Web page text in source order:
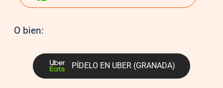
O bien:
PÍDELO EN UBER (GRANADA)